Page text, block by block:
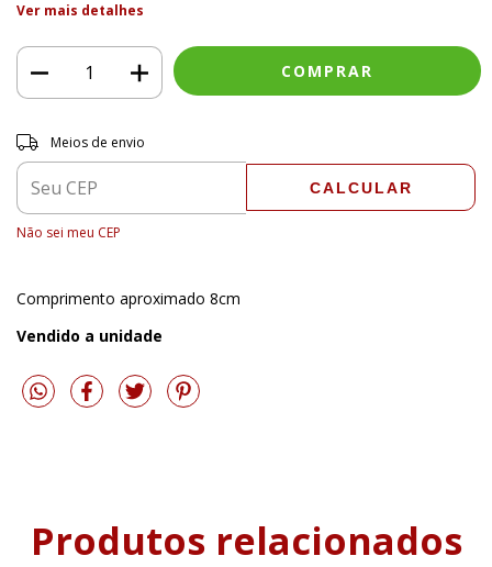
Ver mais detalhes
Entregas para o CEP:
Meios de envio
CALCULAR
Não sei meu CEP
Comprimento aproximado 8cm
Vendido a unidade
Produtos relacionados